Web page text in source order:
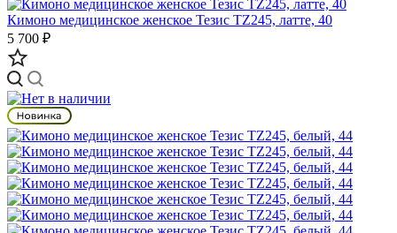
Кимоно медицинское женское Тезис TZ245, латте, 40
5 700 ₽